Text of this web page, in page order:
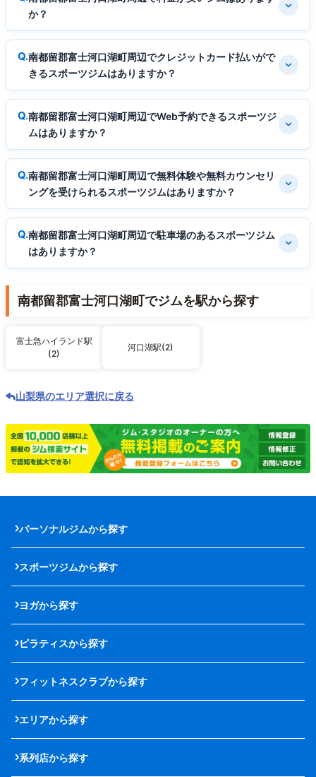
か？
南都留郡富士河口湖町周辺でクレジットカード払いがで
きるスポーツジムはありますか？
南都留郡富士河口湖町周辺でWeb予約できるスポーツジ
ムはありますか？
南都留郡富士河口湖町周辺で無料体験や無料カウンセリ
ングを受けられるスポーツジムはありますか？
南都留郡富士河口湖町周辺で駐車場のあるスポーツジム
はありますか？
南都留郡富士河口湖町でジムを駅から探す
富士急ハイランド駅
(2)
河口湖駅(2)
山梨県のエリア選択に戻る
パーソナルジムから探す
スポーツジムから探す
ヨガから探す
ピラティスから探す
フィットネスクラブから探す
エリアから探す
系列店から探す